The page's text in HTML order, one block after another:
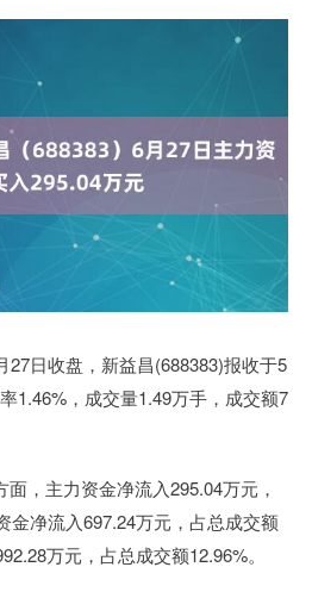
27日收盘，新益昌(688383)报收于5
1.46%，成交量1.49万手，成交额7
，主力资金净流入295.04万元，
金净流入697.24万元，占总成交额
万元，占总成交额12.96%。